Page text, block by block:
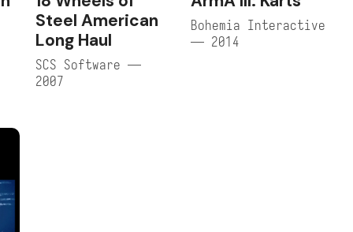
Steel American
Long Haul
SCS Software —
2007
Bohemia Interactive
— 2014